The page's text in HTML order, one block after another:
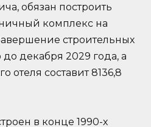
обязан построить
комплекс на
строительных
декабря 2029 года, а
отеля составит 8136,8
в конце 1990-х